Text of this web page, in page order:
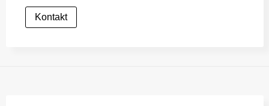
Kontakt